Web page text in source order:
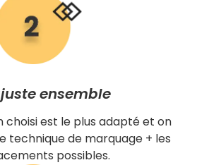
ensemble
choisi est le plus adapté et on
technique de marquage + les
possibles.